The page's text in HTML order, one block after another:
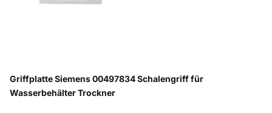
Griffplatte Siemens 00497834 Schalengriff für
Wasserbehälter Trockner